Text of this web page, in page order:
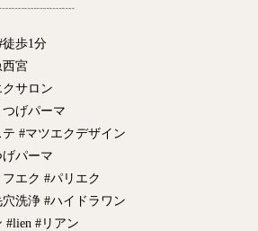
歩1分
西宮
サロン
げパーマ
#マツエクデザイン
パーマ
エク #パリエク
洗浄 #ハイドラワン
#lien #リアン